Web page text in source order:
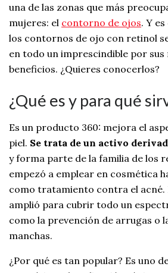
una de las zonas que más
mujeres: el contorno de ojos. Y
los contornos de ojo con retinol
en todo un imprescindible por sus
beneficios. ¿Quieres conocerlos?
¿Qué es y para qué
Es un producto 360: mejora el
piel. Se trata de un activo
y forma parte de la familia de los
empezó a emplear en cosmética
como tratamiento contra el acné.
amplió para cubrir todo un
como la prevención de arrugas o
manchas.
¿Por qué es tan popular? Es uno